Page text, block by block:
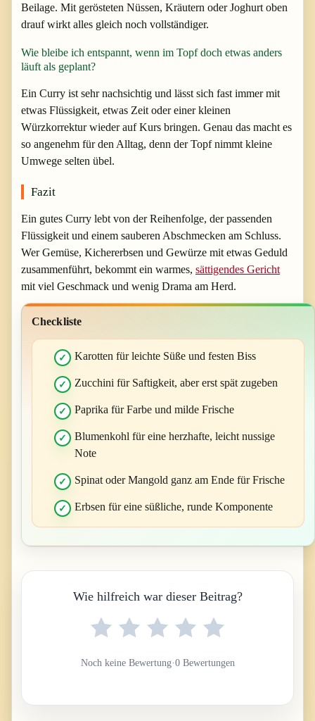
Beilage. Mit gerösteten Nüssen, Kräutern oder Joghurt oben
drauf wirkt alles gleich noch vollständiger.
Wie bleibe ich entspannt, wenn im Topf doch etwas anders
läuft als geplant?
Ein Curry ist sehr nachsichtig und lässt sich fast immer mit
etwas Flüssigkeit, etwas Zeit oder einer kleinen
Würzkorrektur wieder auf Kurs bringen. Genau das macht es
so angenehm für den Alltag, denn der Topf nimmt kleine
Umwege selten übel.
Fazit
Ein gutes Curry lebt von der Reihenfolge, der passenden
Flüssigkeit und einem sauberen Abschmecken am Schluss.
Wer Gemüse, Kichererbsen und Gewürze mit etwas Geduld
zusammenführt, bekommt ein warmes, sättigendes Gericht
mit viel Geschmack und wenig Drama am Herd.
Checkliste
Karotten für leichte Süße und festen Biss
Zucchini für Saftigkeit, aber erst spät zugeben
Paprika für Farbe und milde Frische
Blumenkohl für eine herzhafte, leicht nussige
Note
Spinat oder Mangold ganz am Ende für Frische
Erbsen für eine süßliche, runde Komponente
Wie hilfreich war dieser Beitrag?
Noch keine Bewertung·0 Bewertungen